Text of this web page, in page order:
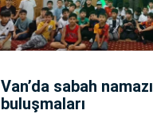
Van’da sabah namazı
buluşmaları